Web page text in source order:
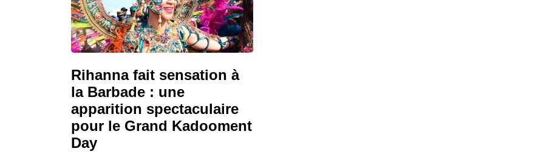
Rihanna fait sensation à
la Barbade : une
apparition spectaculaire
pour le Grand Kadooment
Day